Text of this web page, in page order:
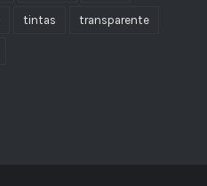
tintas transparente